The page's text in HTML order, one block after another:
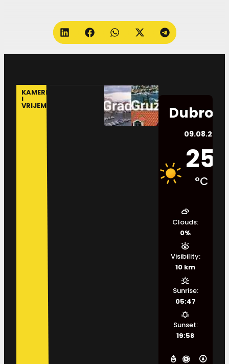
KAMERE
I
VRIJEME
09.08.2026.
25
°C
Clouds:
0%
Visibility:
10 km
Sunrise:
05:47
Sunset:
19:58